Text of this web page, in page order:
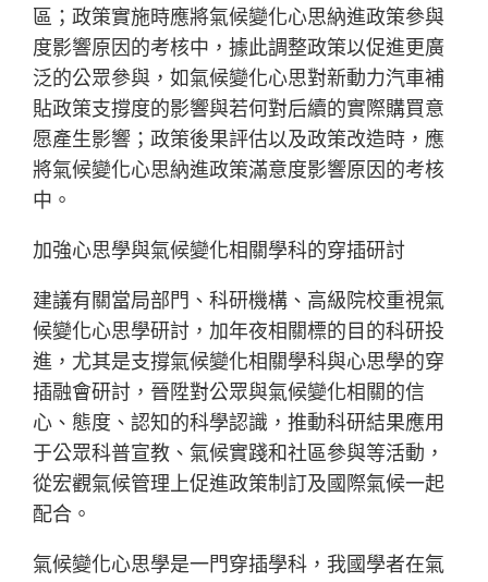
區；政策實施時應將氣候變化心思納進政策參與
度影響原因的考核中，據此調整政策以促進更廣
泛的公眾參與，如氣候變化心思對新動力汽車補
貼政策支撐度的影響與若何對后續的實際購買意
愿產生影響；政策後果評估以及政策改造時，應
將氣候變化心思納進政策滿意度影響原因的考核
中。
加強心思學與氣候變化相關學科的穿插研討
建議有關當局部門、科研機構、高級院校重視氣
候變化心思學研討，加年夜相關標的目的科研投
進，尤其是支撐氣候變化相關學科與心思學的穿
插融會研討，晉陞對公眾與氣候變化相關的信
心、態度、認知的科學認識，推動科研結果應用
于公眾科普宣教、氣候實踐和社區參與等活動，
從宏觀氣候管理上促進政策制訂及國際氣候一起
配合。
氣候變化心思學是一門穿插學科，我國學者在氣